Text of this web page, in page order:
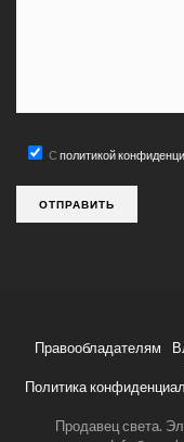
С политикой
Правообладателям
Политика
Продавец света.